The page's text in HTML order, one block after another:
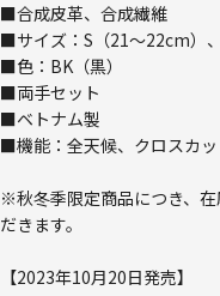
■合成皮革、合成繊維
■サイズ：S（21～22cm）
■色：BK（黒）
■両手セット
■ベトナム製
■機能：全天候、クロスカ
※秋冬季限定商品につき、
だきます。
【2023年10月20日発売】